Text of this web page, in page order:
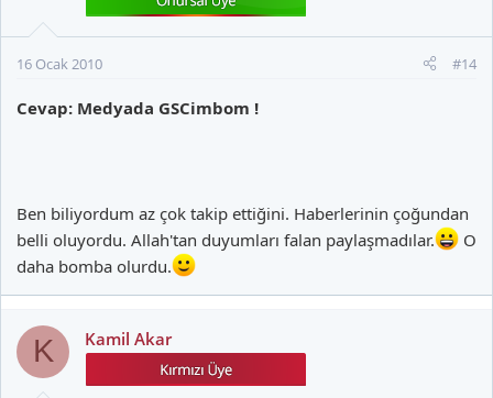
16 Ocak 2010 #14
Cevap: Medyada GSCimbom !
Ben biliyordum az çok takip ettiğini. Haberlerinin çoğundan
belli oluyordu. Allah'tan duyumları falan paylaşmadılar.
O
daha bomba olurdu.
K Kamil Akar